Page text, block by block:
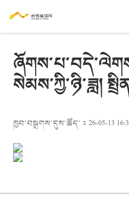
སེམས་ཀྱི་ཉི་ཟླ།
ཁྱབ་བསྒྲགས་དུས་ཚོད་：26-05-13